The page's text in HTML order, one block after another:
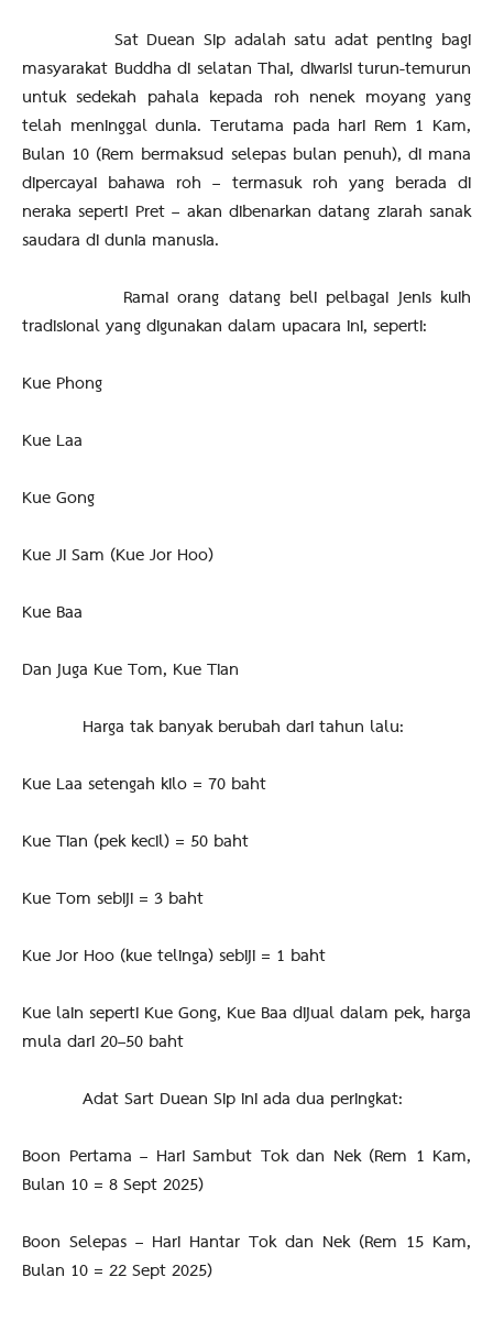
Sat Duean Sip adalah satu adat penting bagi
masyarakat Buddha di selatan Thai, diwarisi turun-temurun
untuk sedekah pahala kepada roh nenek moyang yang
telah meninggal dunia. Terutama pada hari Rem 1 Kam,
Bulan 10 (Rem bermaksud selepas bulan penuh), di mana
dipercayai bahawa roh – termasuk roh yang berada di
neraka seperti Pret – akan dibenarkan datang ziarah sanak
saudara di dunia manusia.
Ramai orang datang beli pelbagai jenis kuih
tradisional yang digunakan dalam upacara ini, seperti:
Kue Phong
Kue Laa
Kue Gong
Kue Ji Sam (Kue Jor Hoo)
Kue Baa
Dan juga Kue Tom, Kue Tian
Harga tak banyak berubah dari tahun lalu:
Kue Laa setengah kilo = 70 baht
Kue Tian (pek kecil) = 50 baht
Kue Tom sebiji = 3 baht
Kue Jor Hoo (kue telinga) sebiji = 1 baht
Kue lain seperti Kue Gong, Kue Baa dijual dalam pek, harga
mula dari 20–50 baht
Adat Sart Duean Sip ini ada dua peringkat:
Boon Pertama – Hari Sambut Tok dan Nek (Rem 1 Kam,
Bulan 10 = 8 Sept 2025)
Boon Selepas – Hari Hantar Tok dan Nek (Rem 15 Kam,
Bulan 10 = 22 Sept 2025)